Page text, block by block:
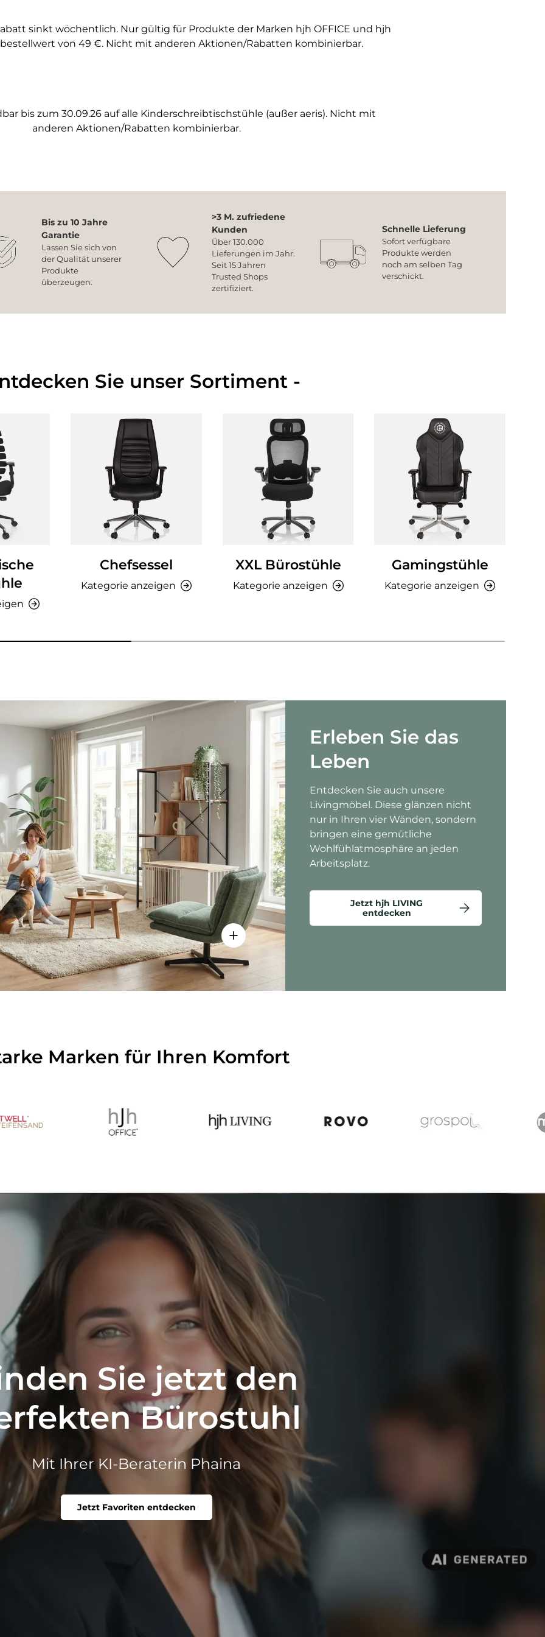
sinkt wöchentlich. Nur gültig für Produkte der Marken hjh OFFICE und hjh
von 49 €. Nicht mit anderen Aktionen/Rabatten kombinierbar.
bis zum 30.09.26 auf alle Kinderschreibtischstühle (außer aeris). Nicht mit
anderen Aktionen/Rabatten kombinierbar.
Bis zu 10 Jahre
Garantie
Lassen Sie sich von
der Qualität unserer
Produkte
überzeugen.
>3 M. zufriedene
Kunden
Über 130.000
Lieferungen im Jahr.
Seit 15 Jahren
Trusted Shops
zertifiziert.
Schnelle Lieferung
Sofort verfügbare
Produkte werden
noch am selben Tag
verschickt.
Sie unser Sortiment -
Chefsessel
Kategorie anzeigen
XXL Bürostühle
Kategorie anzeigen
Gamingstühle
Kategorie anzeigen
Einzelheiten anzeigen - Criss-Cross 20 - Loungesessel
- AMIO H - Büroschrank
anzeigen - Sitzolo 2 - Loungesessel
Erleben Sie das
Leben
Entdecken Sie auch unsere
Livingmöbel. Diese glänzen nicht
nur in Ihren vier Wänden, sondern
bringen eine gemütliche
Wohlfühlatmosphäre an jeden
Arbeitsplatz.
Jetzt hjh LIVING
entdecken
Marken für Ihren Komfort
Sie jetzt den
Bürostuhl
Mit Ihrer KI-Beraterin Phaina
Jetzt Favoriten entdecken